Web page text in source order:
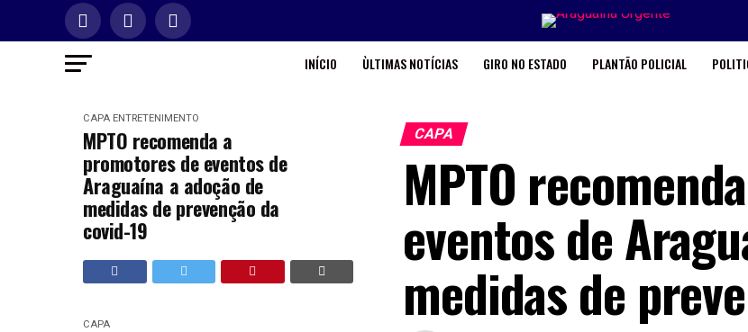
INÍCIO ÙLTIMAS NOTÍCIAS GIRO NO ESTADO PLANTÃO POLICIAL
CAPA ENTRETENIMENTO
MPTO recomenda a
promotores de eventos de
Araguaína a adoção de
medidas de prevenção da
covid-19
CAPA
CAPA
MPTO
eventos de
medidas de